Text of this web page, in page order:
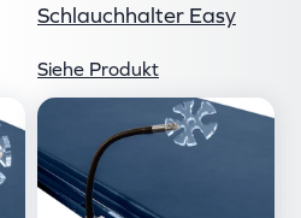
Schlauchhalter Easy
Siehe Produkt